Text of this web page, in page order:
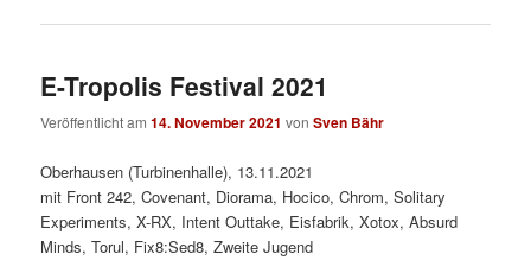
E-Tropolis Festival 2021
Veröffentlicht am14. November 2021 vonSven Bähr
Oberhausen (Turbinenhalle), 13.11.2021
mit Front 242, Covenant, Diorama, Hocico, Chrom, Solitary
Experiments, X-RX, Intent Outtake, Eisfabrik, Xotox, Absurd
Minds, Torul, Fix8:Sed8, Zweite Jugend